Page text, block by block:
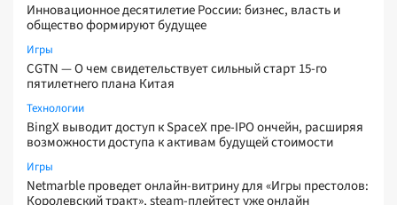
Инновационное десятилетие России: бизнес, власть и
общество формируют будущее
Игры
CGTN — О чем свидетельствует сильный старт 15-го
пятилетнего плана Китая
Технологии
BingX выводит доступ к SpaceX пре-IPO ончейн, расширяя
возможности доступа к активам будущей стоимости
Игры
Netmarble проведет онлайн-витрину для «Игры престолов:
Королевский тракт», steam-плейтест уже онлайн